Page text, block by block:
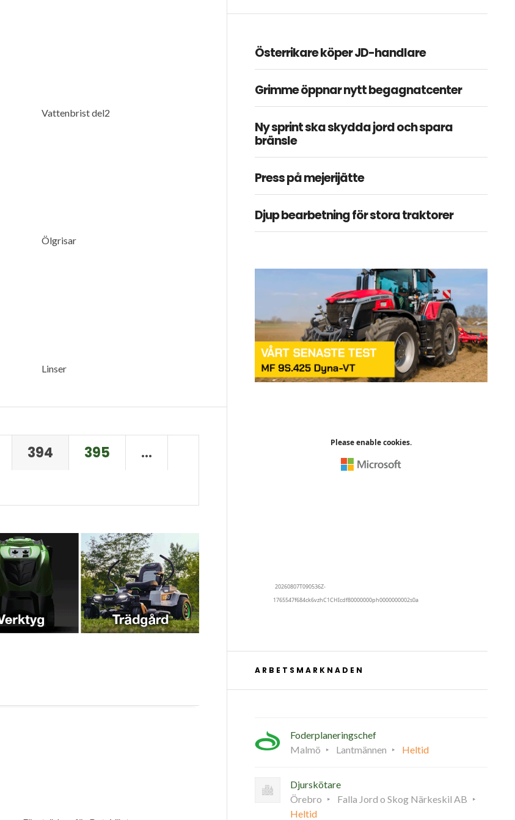
Vattenbrist del2
Ölgrisar
Linser
394 395
…
Österrikare köper JD-handlare
Grimme öppnar nytt begagnatcenter
Ny sprint ska skydda jord och spara
bränsle
Press på mejerijätte
Djup bearbetning för stora traktorer
ARBETSMARKNADEN
Foderplaneringschef
Malmö
Lantmännen Heltid
Djurskötare
Örebro
Falla Jord o Skog Närkeskil AB
Heltid